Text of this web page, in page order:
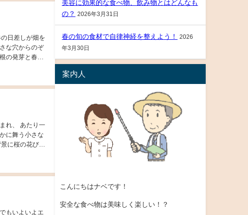
な穴からのぞ
の発芽と春ジ
れ、 あたり一
に舞う小さな
に桜の花びら
もいよいよエ
美容に効果的な食べ物、飲み物とはどんなも
の？ 2026年3月31日
春の旬の食材で自律神経を整えよう！
2026
年3月30日
案内人
こんにちはナベです！
安全な食べ物は美味しく楽しい！？